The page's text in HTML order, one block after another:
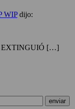
WIP dijo:
EXTINGUIÓ […]